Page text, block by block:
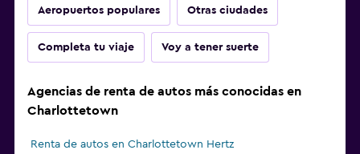
Aeropuertos populares Otras ciudades
Completa tu viaje Voy a tener suerte
Agencias de renta de autos más conocidas en
Charlottetown
Renta de autos en Charlottetown Hertz